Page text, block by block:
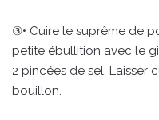
③• Cuire le suprême de
petite ébullition avec le
2 pincées de sel. Laisser
bouillon.